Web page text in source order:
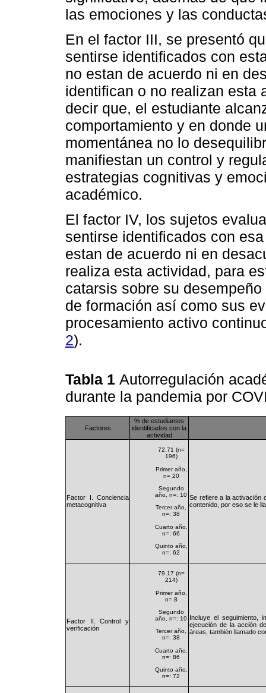
las emociones y las
En el factor III, se presentó
sentirse identificados con
no estan de acuerdo ni en
identifican o no realizan esta
decir que, el estudiante
comportamiento y en donde
momentánea no lo
manifiestan un control y
estrategias cognitivas y
académico.
El factor IV, los sujetos
sentirse identificados con
estan de acuerdo ni en
realiza esta actividad, para
catarsis sobre su
de formación así como sus
procesamiento activo
2).
Tabla 1 Autorregulación
durante la pandemia por
Factores
% de estudiantes
identificados con la
actividad
Factor I. Conciencia
metacognitiva
72.71 (n=
196)
Primer año,
n= 20
Segundo
año, n=: 10
Tercer año,
n=: 38
Cuarto año,
n=: 66
Quinto año,
n=: 62
Se refiere a la activación
contenido, por eso se le
Factor II. Control y
verificación
79.17 (n=
214)
Primer año,
n= 8
Segundo
año, n=: 10
Tercer año,
n=: 38
Cuarto año,
n=: 86
Quinto año,
n=: 72
Incluye el seguimiento,
ejecución de la acción
áreas, también llamado